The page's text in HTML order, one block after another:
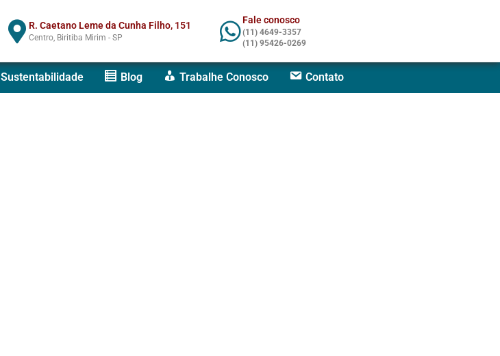
R. Caetano Leme da Cunha Filho, 151
Centro, Biritiba Mirim - SP
Fale conosco
(11) 4649-3357
(11) 95426-0269
Sustentabilidade Blog Trabalhe Conosco Contato